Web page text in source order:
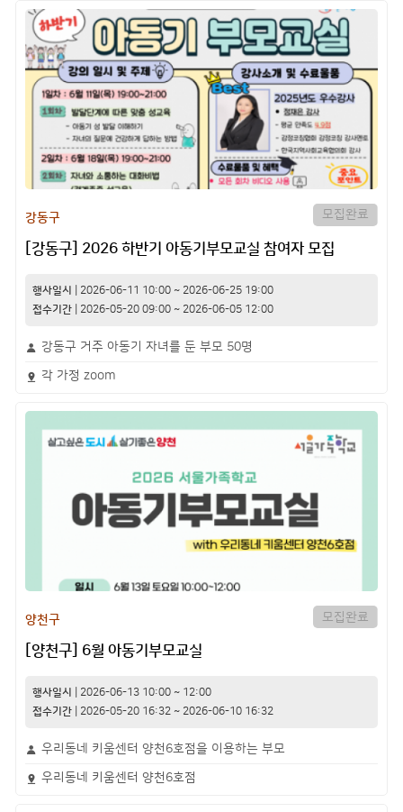
강동구 모집완료
[강동구] 2026 하반기 아동기부모교실 참여자 모집
행사일시 2026-06-11 10:00~ 2026-06-25 19:00
접수기간| 2026-05-20 09:00~ 2026-06-05 12:00
강동구 거주 아동기 자녀를 둔 부모 50명
각 가정 zoom
양천구 모집완료
[양천구] 6월 아동기부모교실
행사일시 2026-06-13 10:00~ 12:00
접수기간| 2026-05-20 16:32~ 2026-06-10 16:32
우리동네 키움센터 양천6호점을 이용하는 부모
우리동네 키움센터 양천6호점